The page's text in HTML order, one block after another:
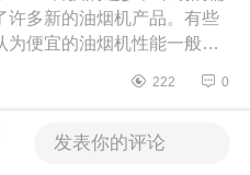
许多新的油烟机产品。有些
为便宜的油烟机性能一般，
一款既能满足日常使用需
222 0
更多推荐
发表你的评论